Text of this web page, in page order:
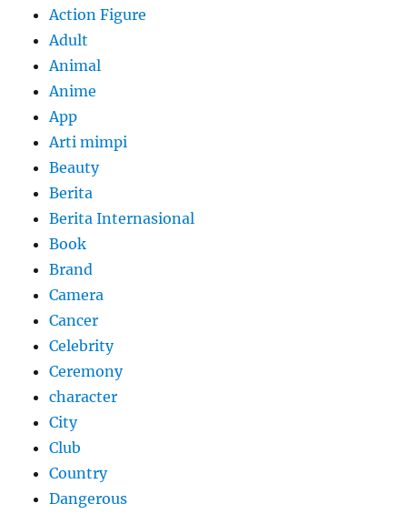
Action Figure
Adult
Animal
Anime
App
Arti mimpi
Beauty
Berita
Berita Internasional
Book
Brand
Camera
Cancer
Celebrity
Ceremony
character
City
Club
Country
Dangerous